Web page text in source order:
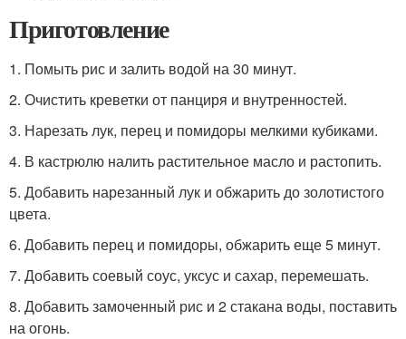
Приготовление
1. Помыть рис и залить водой на 30 минут.
2. Очистить креветки от панциря и внутренностей.
3. Нарезать лук, перец и помидоры мелкими кубиками.
4. В кастрюлю налить растительное масло и растопить.
5. Добавить нарезанный лук и обжарить до золотистого
цвета.
6. Добавить перец и помидоры, обжарить еще 5 минут.
7. Добавить соевый соус, уксус и сахар, перемешать.
8. Добавить замоченный рис и 2 стакана воды, поставить
на огонь.